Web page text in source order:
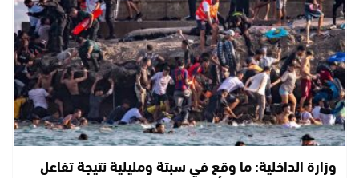
وزارة الداخلية: ما وقع في سبتة ومليلية نتيجة تفاعل